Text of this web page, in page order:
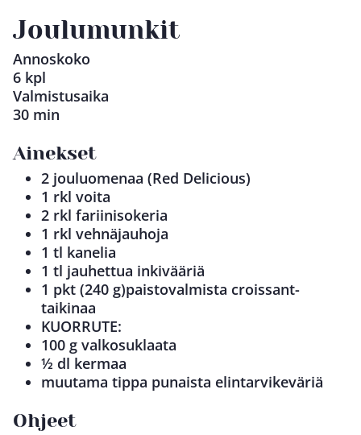
Joulumunkit
Annoskoko
6 kpl
Valmistusaika
30 min
Ainekset
2 jouluomenaa (Red Delicious)
1 rkl voita
2 rkl fariinisokeria
1 rkl vehnäjauhoja
1 tl kanelia
1 tl jauhettua inkivääriä
1 pkt (240 g)paistovalmista croissant-
taikinaa
KUORRUTE:
100 g valkosuklaata
½ dl kermaa
muutama tippa punaista elintarvikeväriä
Ohjeet